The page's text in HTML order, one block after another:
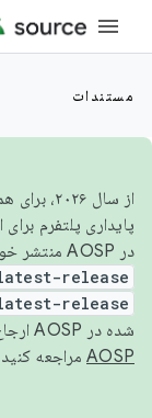
مستندات
از سال
پایداری پلتفرم
در AOSP منتشر خواهیم کرد. برای ساخت و مشارکت در AOSP،
release
release
شده در AOSP ارجاع می‌دهد. برای اطلاعات بیشتر، به
AOSP مراجعه